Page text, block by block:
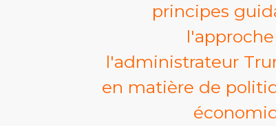
principes
l'administrateur
en matière de